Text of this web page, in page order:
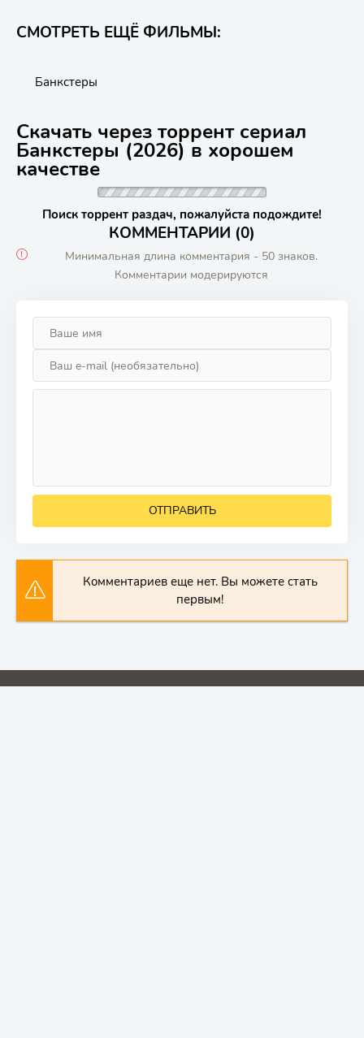
СМОТРЕТЬ ЕЩЁ ФИЛЬМЫ:
Банкстеры
Скачать через торрент сериал
Банкстеры (2026) в хорошем
качестве
Поиск торрент раздач, пожалуйста подождите!
КОММЕНТАРИИ (0)
Минимальная длина комментария - 50 знаков.
Комментарии модерируются
ОТПРАВИТЬ
Комментариев еще нет. Вы можете стать
первым!